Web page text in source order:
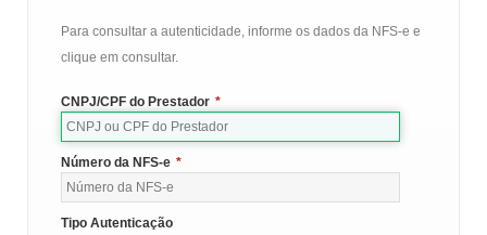
Para consultar a autenticidade, informe os dados da NFS-e e
clique em consultar.
CNPJ/CPF do Prestador *
Número da NFS-e *
Tipo Autenticação